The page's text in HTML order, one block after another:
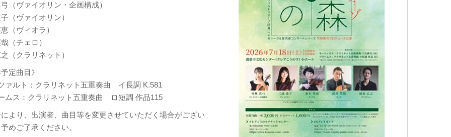
（ヴァイオリン・企画構成）
（ヴァイオリン）
（ヴィオラ）
（チェロ）
（クラリネット）
定曲目》
ァルト：クラリネット五重奏曲 イ長調 K.581
ムス：クラリネット五重奏曲 ロ短調 作品115
より、出演者、曲目等を変更させていただく場合がござい
めご了承ください。